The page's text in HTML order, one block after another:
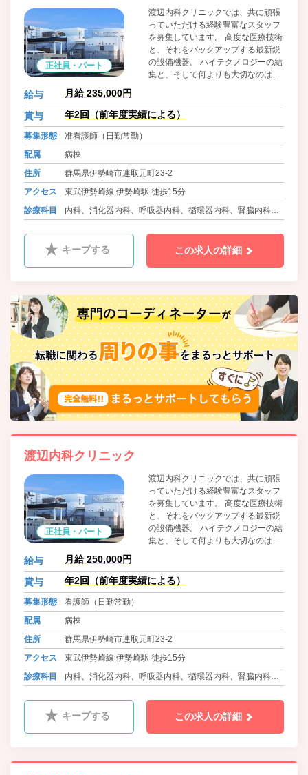
正社員・パート
渡辺内科クリニックでは、共に頑張
っていただける経験豊富なスタッフ
を募集しています。 高度な医療技術
と、それをバックアップする最新鋭
の設備機器。 ハイテクノロジーの結
集と、そして何よりも大切なのは人
せを見守ります。 医療を通じて、地
域社会に貢献しませんか。 現在従業
職場です。 しっかりフォローしてい
きますので、安心してお仕事いただ
けます！ 19床2人夜勤ですので安心
です。 当院は日本透析医学会の教育
関連施設です。 透析未経験でも可。
1からお教えします。チャレンジし
てみませんか！
給与 月給 235,000円
賞与 年2回（前年度実績による）
募集形態
准看護師（日勤常勤）
配属
病棟
住所
群馬県伊勢崎市連取元町23-2
アクセス
東武伊勢崎線 伊勢崎駅 徒歩15分
診療科目
内科、消化器内科、呼吸器内科、循環器内科、腎臓内科、
内科
キープする この求人の詳細
渡辺内科クリニック
正社員・パート
渡辺内科クリニックでは、共に頑張
っていただける経験豊富なスタッフ
を募集しています。 高度な医療技術
と、それをバックアップする最新鋭
の設備機器。 ハイテクノロジーの結
集と、そして何よりも大切なのは人
せを見守ります。 医療を通じて、地
域社会に貢献しませんか。 現在従業
きますので、安心してお仕事いただ
けます！ 19床2人夜勤ですので安心
です。 当院は日本透析医学会の教育
関連施設です。 透析未経験でも可。
1からお教えします。チャレンジし
給与 月給 250,000円
賞与 年2回（前年度実績による）
募集形態
看護師（日勤常勤）
配属
病棟
住所
群馬県伊勢崎市連取元町23-2
アクセス
東武伊勢崎線 伊勢崎駅 徒歩15分
診療科目
内科、消化器内科、呼吸器内科、循環器内科、腎臓内科、
内科
キープする この求人の詳細